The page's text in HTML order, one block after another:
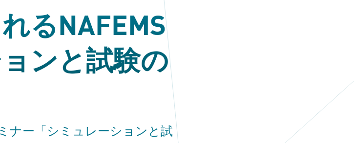
るNAFEMS
ンと試験の
ナー「シミュレーションと試